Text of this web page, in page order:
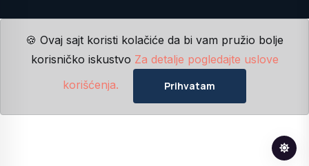
🍪 Ovaj sajt koristi kolačiće da bi vam pružio bolje
korisničko iskustvo Za detalje pogledajte uslove
korišćenja.
Prihvatam